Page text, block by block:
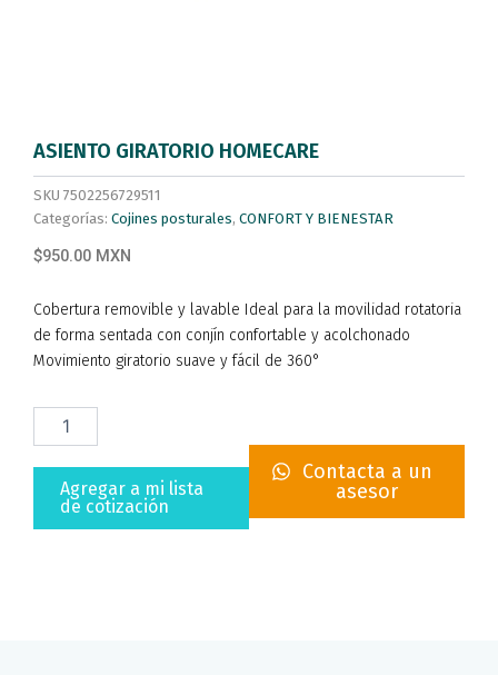
ASIENTO GIRATORIO HOMECARE
SKU 7502256729511
Categorías: Cojines posturales, CONFORT Y BIENESTAR
$950.00 MXN
Cobertura removible y lavable Ideal para la movilidad rotatoria
de forma sentada con conjín confortable y acolchonado
Movimiento giratorio suave y fácil de 360°
ASIENTO
GIRATORIO
cantidad
Agregar a mi lista
de cotización
Contacta a un
asesor